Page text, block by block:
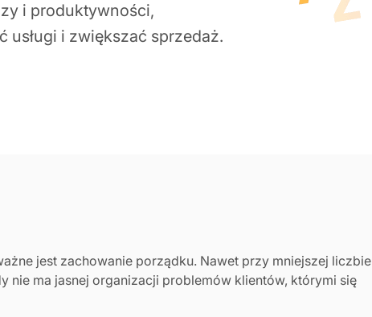
i produktywności,
usługi i zwiększać sprzedaż.
jest zachowanie porządku. Nawet przy mniejszej liczbie
nie ma jasnej organizacji problemów klientów, którymi się